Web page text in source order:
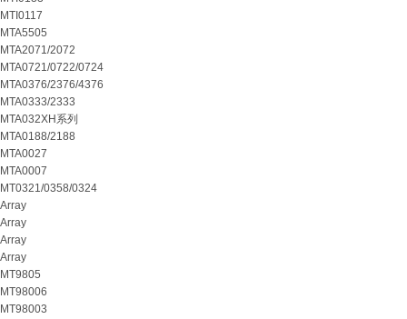
MTI0117
MTA5505
MTA2071/2072
MTA0721/0722/0724
MTA0376/2376/4376
MTA0333/2333
MTA032XH系列
MTA0188/2188
MTA0027
MTA0007
MT0321/0358/0324
Array
Array
Array
Array
MT9805
MT98006
MT98003